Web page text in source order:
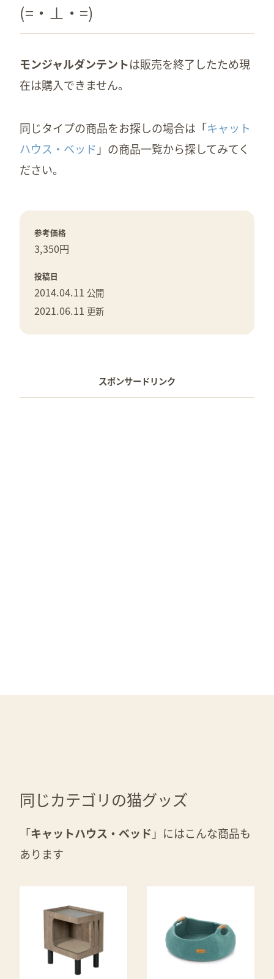
(=・⊥・=)
モンジャルダンテントは販売を終了したため現
在は購入できません。
同じタイプの商品をお探しの場合は「キャット
ハウス・ベッド 」の商品一覧から探してみてく
ださい。
参考価格
3,350円
投稿日
2014.04.11 公開
2021.06.11 更新
スポンサードリンク
同じカテゴリの猫グッズ
「キャットハウス・ベッド 」にはこんな商品も
あります